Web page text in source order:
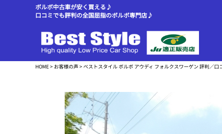
ボルボ中古車が安く買える♪
口コミでも評判の全国屈指のボルボ専門店♪
HOME> お客様の声> ベストスタイル ボルボ アウディ フォルクスワーゲン 評判／口